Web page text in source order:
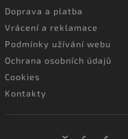
Doprava a platba
Vrácení a reklamace
Podmínky užívání webu
Ochrana osobních údajů
Cookies
Kontakty